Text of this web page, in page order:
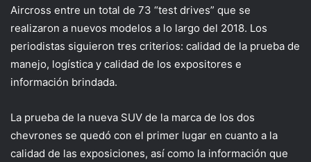
Aircross entre un total de 73 “test drives” que se
realizaron a nuevos modelos a lo largo del 2018. Los
periodistas siguieron tres criterios: calidad de la prueba de
manejo, logística y calidad de los expositores e
información brindada.
La prueba de la nueva SUV de la marca de los dos
chevrones se quedó con el primer lugar en cuanto a la
calidad de las exposiciones, así como la información que